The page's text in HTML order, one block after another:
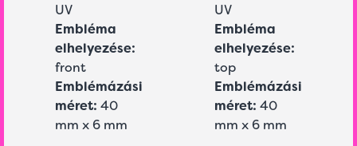
UV
Embléma
elhelyezése:
front
Emblémázási
méret: 40
mm x 6 mm
UV
Embléma
elhelyezése:
top
Emblémázási
méret: 40
mm x 6 mm